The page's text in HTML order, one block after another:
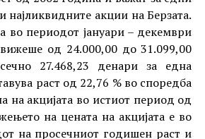
најликвидните акции на Берзата.
во периодот јануари – декември
од 24.000,00 до 31.099,00
27.468,23 денари за една
раст од 22,76 % во споредба
на акцијата во истиот период од
на цената на акцијата е во
на просечниот годишен раст и